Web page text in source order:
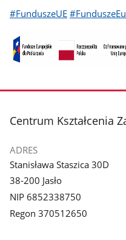
#FunduszeUE
stopka
Centrum Kształcenia
ADRES
Stanisława Staszica 30D
38-200 Jasło
NIP 6852338750
Regon 370512650